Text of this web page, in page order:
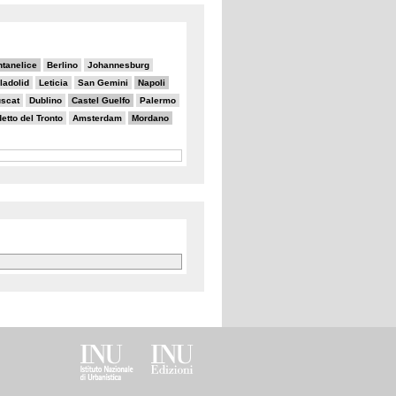
Berlino Johannesburg
Leticia San Gemini Napoli
Dublino Castel Guelfo Palermo
del Tronto Amsterdam Mordano